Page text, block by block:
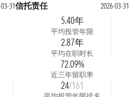
31信托责任 2026-03-31
5.40年
平均投管年限
2.87年
平均在职时长
72.09%
近三年留职率
24/161